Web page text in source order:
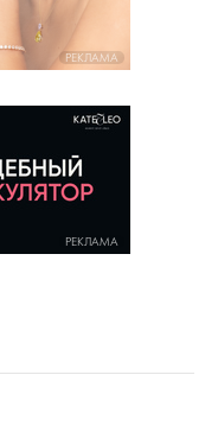
РЕКЛАМА
РЕКЛАМА